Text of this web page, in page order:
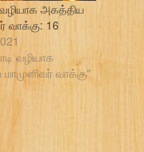
அகத்திய
வாக்கு: 16
வழியாக
வாக்கு"